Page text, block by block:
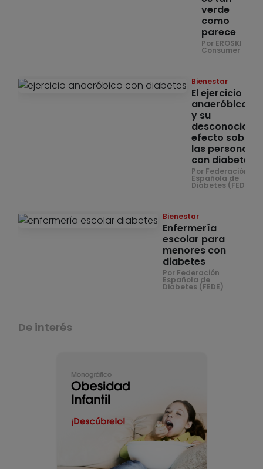
verde
como
parece
Por EROSKI
Consumer
Bienestar
El ejercicio
anaeróbico
y su
desconocido
efecto sobre
las personas
con diabetes
Por Federación
Española de
Diabetes (FEDE)
Bienestar
Enfermería
escolar para
menores con
diabetes
Por Federación
Española de
Diabetes (FEDE)
De interés